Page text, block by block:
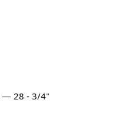
— 28 - 3/4"